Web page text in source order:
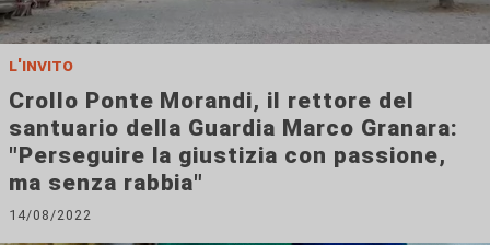
l'invito
Crollo Ponte Morandi, il rettore del
santuario della Guardia Marco Granara:
"Perseguire la giustizia con passione,
ma senza rabbia"
14/08/2022